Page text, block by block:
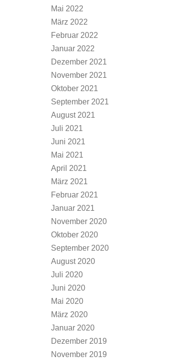
Mai 2022
März 2022
Februar 2022
Januar 2022
Dezember 2021
November 2021
Oktober 2021
September 2021
August 2021
Juli 2021
Juni 2021
Mai 2021
April 2021
März 2021
Februar 2021
Januar 2021
November 2020
Oktober 2020
September 2020
August 2020
Juli 2020
Juni 2020
Mai 2020
März 2020
Januar 2020
Dezember 2019
November 2019